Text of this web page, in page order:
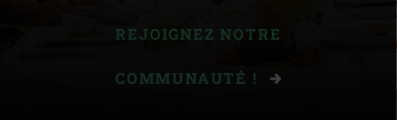
REJOIGNEZ NOTRE
COMMUNAUTÉ !